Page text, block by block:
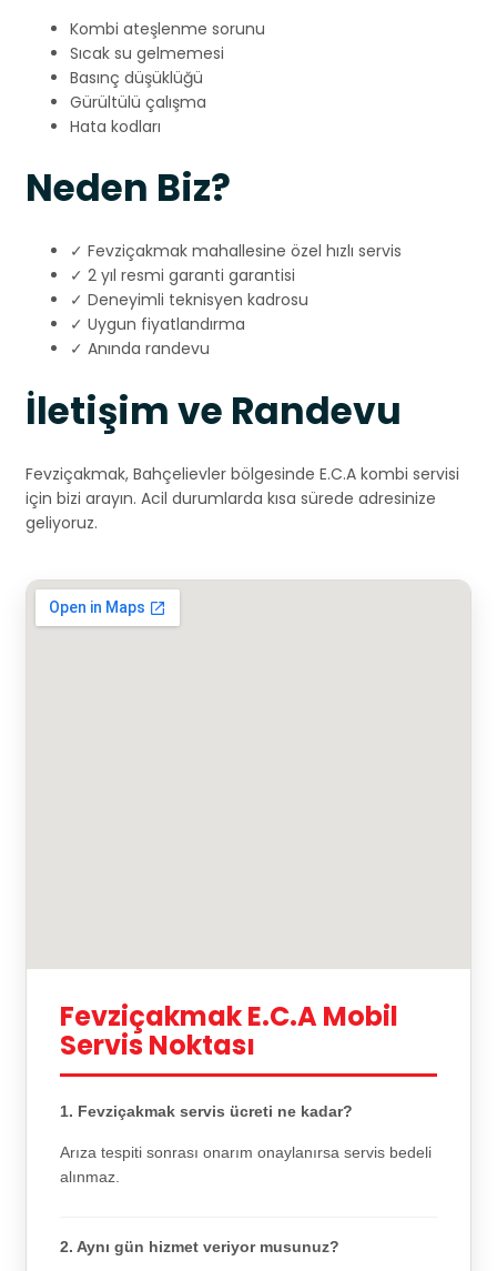
Kombi ateşlenme sorunu
Sıcak su gelmemesi
Basınç düşüklüğü
Gürültülü çalışma
Hata kodları
Neden Biz?
✓ Fevziçakmak mahallesine özel hızlı servis
✓ 2 yıl resmi garanti garantisi
✓ Deneyimli teknisyen kadrosu
✓ Uygun fiyatlandırma
✓ Anında randevu
İletişim ve Randevu
Fevziçakmak, Bahçelievler bölgesinde E.C.A kombi servisi
için bizi arayın. Acil durumlarda kısa sürede adresinize
geliyoruz.
Fevziçakmak E.C.A Mobil
Servis Noktası
1. Fevziçakmak servis ücreti ne kadar?
Arıza tespiti sonrası onarım onaylanırsa servis bedeli
alınmaz.
2. Aynı gün hizmet veriyor musunuz?